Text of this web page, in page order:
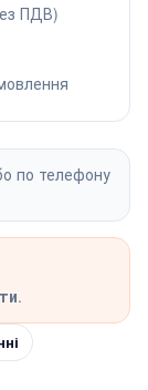
ПДВ)
по телефону
.